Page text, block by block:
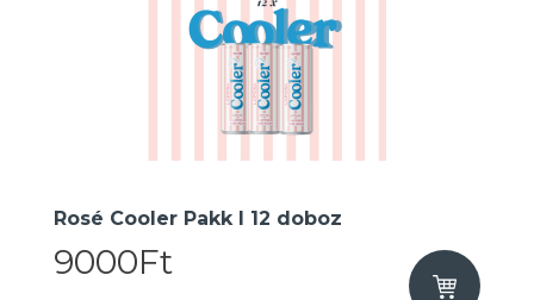
Rosé Cooler Pakk I 12 doboz
9000Ft